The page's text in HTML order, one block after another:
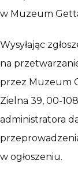
w Muzeum
Wysyłając
na
przez Muzeum
Zielna 39, 00-
administratora
w ogłoszeniu.